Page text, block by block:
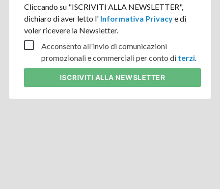
Cliccando su "ISCRIVITI ALLA NEWSLETTER",
dichiaro di aver letto l' Informativa Privacye di
voler ricevere la Newsletter.
Acconsento all'invio di comunicazioni
promozionali e commerciali per conto di terzi.
ISCRIVITI ALLA NEWSLETTER